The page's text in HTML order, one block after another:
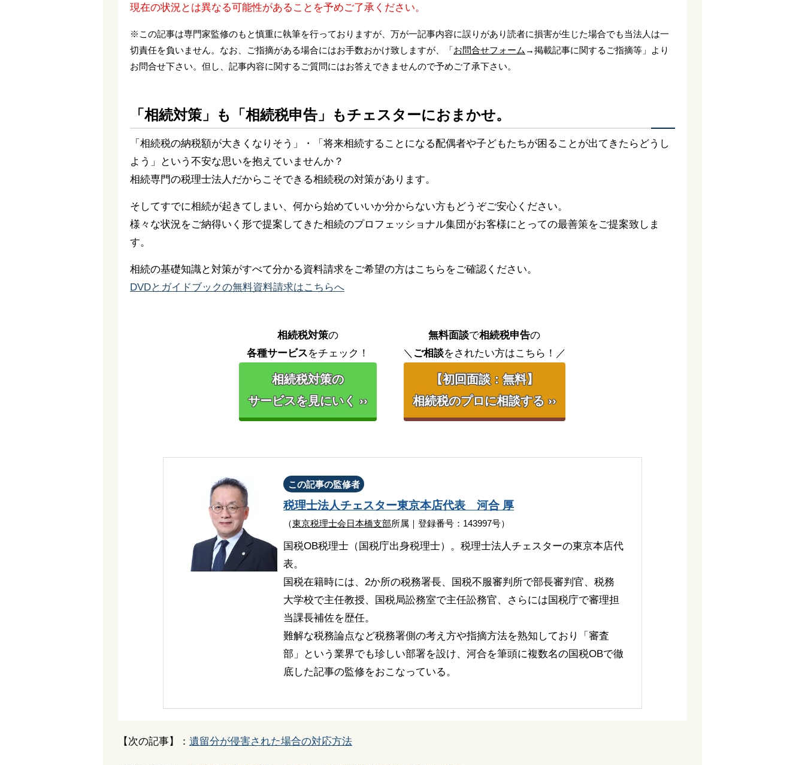
現在の状況とは異なる可能性があることを予めご了承ください。
※この記事は専門家監修のもと慎重に執筆を行っておりますが、万が一記事内容に誤りがあり読者に損害が生じた場合でも当法人は一
切責任を負いません。なお、ご指摘がある場合にはお手数おかけ致しますが、「お問合せフォーム →掲載記事に関するご指摘等」より
お問合せ下さい。但し、記事内容に関するご質問にはお答えできませんので予めご了承下さい。
「相続対策」も「相続税申告」もチェスターにおまかせ。
「相続税の納税額が大きくなりそう」・「将来相続することになる配偶者や子どもたちが困ることが出てきたらどうし
よう」という不安な思いを抱えていませんか？
相続専門の税理士法人だからこそできる相続税の対策があります。
そしてすでに相続が起きてしまい、何から始めていいか分からない方もどうぞご安心ください。
様々な状況をご納得いく形で提案してきた相続のプロフェッショナル集団がお客様にとっての最善策をご提案致しま
す。
相続の基礎知識と対策がすべて分かる資料請求をご希望の方はこちらをご確認ください。
DVDとガイドブックの無料資料請求はこちらへ
相続税対策の
各種サービスをチェック！
相続税対策の
サービスを見にいく ››
無料面談で相続税申告の
＼ ご相談をされたい方はこちら！／
【初回面談：無料】
相続税のプロに相談する ››
この記事の監修者
税理士法人チェスター東京本店代表 河合 厚
（東京税理士会日本橋支部所属｜登録番号：143997号）
国税OB税理士（国税庁出身税理士）。税理士法人チェスターの東京本店代
表。
国税在籍時には、2か所の税務署長、国税不服審判所で部長審判官、税務
大学校で主任教授、国税局訟務室で主任訟務官、さらには国税庁で審理担
当課長補佐を歴任。
難解な税務論点など税務署側の考え方や指摘方法を熟知しており「審査
部」という業界でも珍しい部署を設け、河合を筆頭に複数名の国税OBで徹
底した記事の監修をおこなっている。
【次の記事】： 遺留分が侵害された場合の対応方法